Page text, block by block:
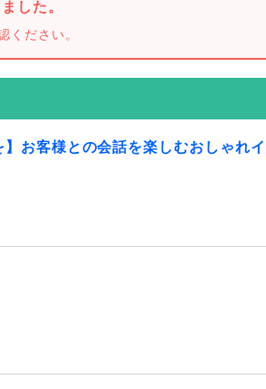
した。
ださい。
お客様との会話を楽しむおしゃれイ